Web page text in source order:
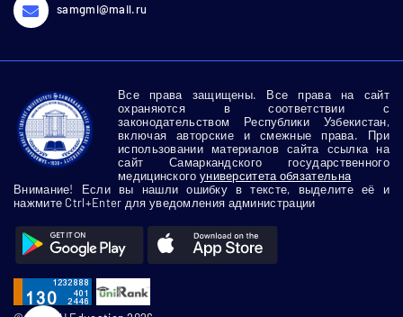
samgmi@mail.ru
Все права защищены. Все права на сайт
охраняются в соответствии с
законодательством Республики Узбекистан,
включая авторские и смежные права. При
использовании материалов сайта ссылка на
сайт Самаркандского государственного
медицинского университета обязательна
Внимание! Если вы нашли ошибку в тексте, выделите её и
нажмите Ctrl+Enter для уведомления администрации